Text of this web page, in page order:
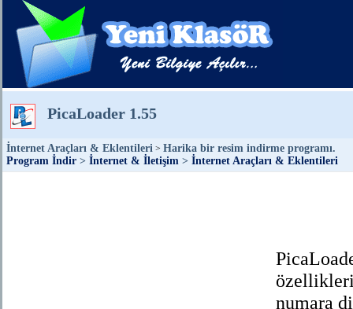
PicaLoader 1.55
İnternet Araçları & Eklentileri > Harika bir resim indirme programı.
Program İndir > İnternet & İletişim > İnternet Araçları & Eklentileri
numara